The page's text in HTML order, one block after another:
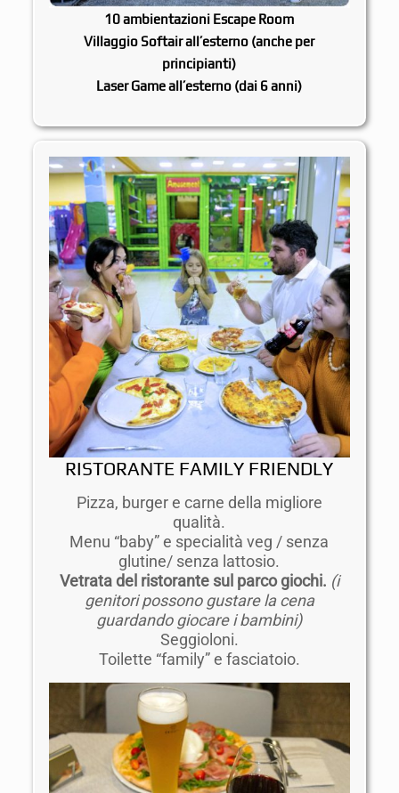
10 ambientazioni Escape Room
Villaggio Softairall’esterno (anche per
principianti)
Laser Gameall’esterno (dai 6 anni)
RISTORANTE FAMILY FRIENDLY
Pizza, burger e carne della migliore
qualità.
Menu “baby” e specialità veg / senza
glutine/ senza lattosio.
Vetrata del ristorante sul parco giochi. (i
genitori possono gustare la cena
guardando giocare i bambini)
Seggioloni.
Toilette “family” e fasciatoio.